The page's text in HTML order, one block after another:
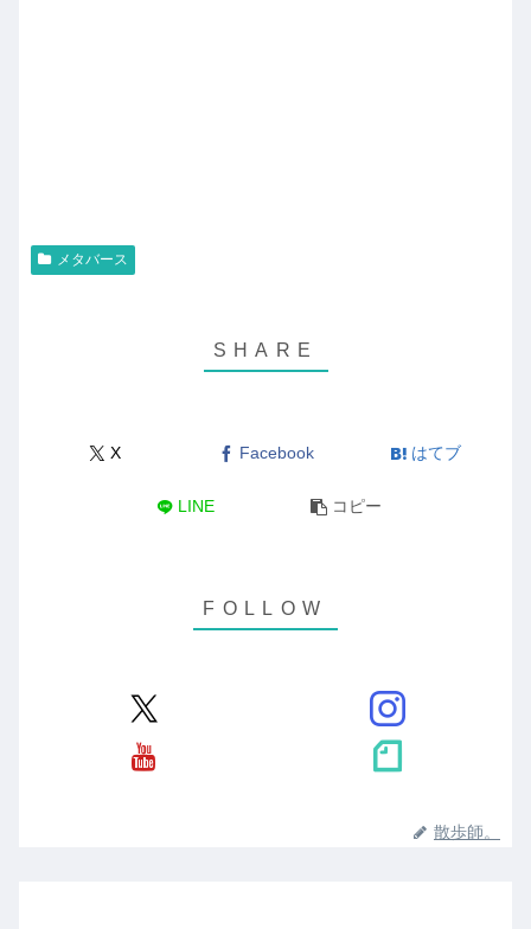
メタバース
X Facebook はてブ
LINE コピー
散歩師。